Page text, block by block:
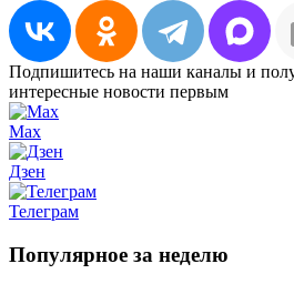
Подпишитесь на наши каналы и
интересные новости первым
Max
Дзен
Телеграм
Популярное за неделю